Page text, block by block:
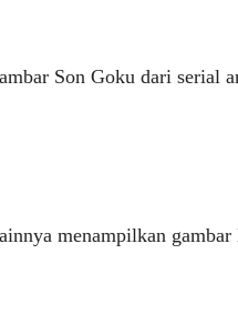
Son Goku dari
menampilkan